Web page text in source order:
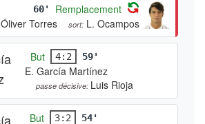
60' Remplacement
Óliver Torres sort: L. Ocampos
But 4:2 59'
E. García Martínez
passe décisive:Luis Rioja